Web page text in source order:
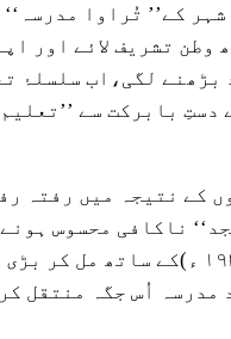
کے’’ تُراوا
وطن تشریف لائے اور
کے نتیجہ میں رفتہ
مسجد‘‘ ناکافی
مولانامحمدعلی جوہر
مدرسہ اُس جگہ منتقل